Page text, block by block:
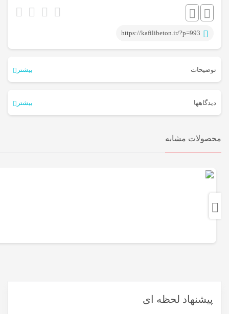
https://kafilibeton.ir/?p=993
توضیحات بیشتر
دیدگاهها بیشتر
اولین نفری باشید که دیدگاهی را ارسال می کنید برای “تایل اکسپوز کرکره
ای”
شده‌اند
دیدگاه شما*
محصولات مشابه
پیشنهاد لحظه ای